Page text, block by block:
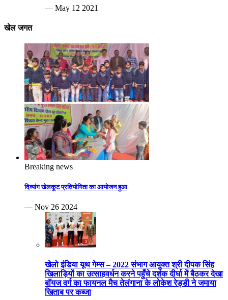
— May 12 2021
खेल जगत
Breaking news
दिव्यांग खेलकूट प्रतियोगिता का आयोजन हुआ
— Nov 26 2024
खेलो इंडिया यूथ गेम्स – 2022 संभाग आयुक्त श्री दीपक सिंह
खिलाड़ियों का उत्साहवर्धन करने पहुँचे दर्शक दीर्घा में बैठकर देखा
बॉयज वर्ग का फायनल मैच तेलंगाना के लोकेश रेड्डी ने जमाया
खिताब पर कब्जा